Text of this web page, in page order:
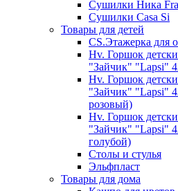
Сушилки Ника
Сушилки Сasa Si
Товары для детей
CS.Этажерка для
Hv. Горшок
"Зайчик" "Lapsi"
Hv. Горшок
"Зайчик" "Lapsi"
розовый)
Hv. Горшок
"Зайчик" "Lapsi"
голубой)
Столы и стулья
Эльфпласт
Товары для дома